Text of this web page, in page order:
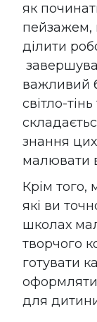
як
пейзажем,
ділити
важливий
світло-
знання
малювати
Крім того,
які ви
школах
творчого
готувати
оформляти
для